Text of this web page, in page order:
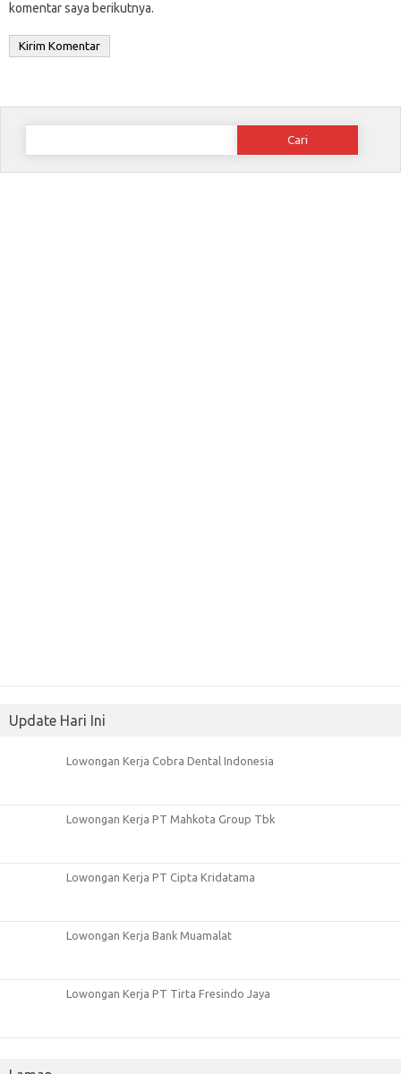
komentar saya berikutnya.
Cari
Update Hari Ini
Lowongan Kerja Cobra Dental Indonesia
Lowongan Kerja PT Mahkota Group Tbk
Lowongan Kerja PT Cipta Kridatama
Lowongan Kerja Bank Muamalat
Lowongan Kerja PT Tirta Fresindo Jaya